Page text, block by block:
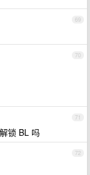
69
70
71
锁 BL 吗
72